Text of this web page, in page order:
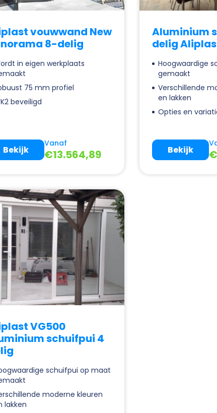
vouwwand New
8-delig
in eigen werkplaats
75 mm profiel
beveiligd
Vanaf
€13.564,89
Bekijk
Aluminium
delig
Hoogwaardige
gemaakt
Verschillende
en lakken
Opties en
€
Bekijk
VG500
schuifpui 4
schuifpui op maat
moderne kleuren
lakken